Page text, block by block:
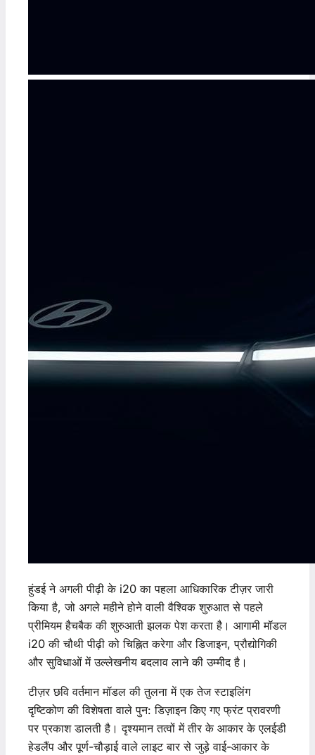
हुंडई ने अगली पीढ़ी के i20 का पहला आधिकारिक टीज़र जारी
किया है, जो अगले महीने होने वाली वैश्विक शुरुआत से पहले
प्रीमियम हैचबैक की शुरुआती झलक पेश करता है। आगामी मॉडल
i20 की चौथी पीढ़ी को चिह्नित करेगा और डिजाइन, प्रौद्योगिकी
और सुविधाओं में उल्लेखनीय बदलाव लाने की उम्मीद है।
टीज़र छवि वर्तमान मॉडल की तुलना में एक तेज स्टाइलिंग
दृष्टिकोण की विशेषता वाले पुन: डिज़ाइन किए गए फ्रंट प्रावरणी
पर प्रकाश डालती है। दृश्यमान तत्वों में तीर के आकार के एलईडी
हेडलैंप और पूर्ण-चौड़ाई वाले लाइट बार से जुड़े वाई-आकार के